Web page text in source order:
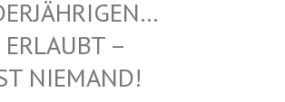
SIND E
– SONST
MUSLIM